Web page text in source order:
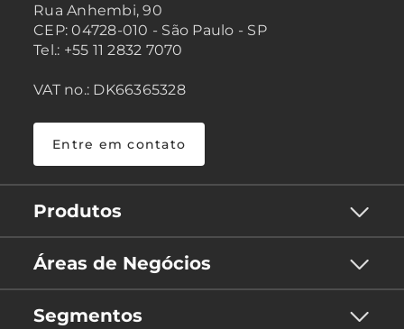
Rua Anhembi, 90
CEP: 04728-010 - São Paulo - SP
Tel.: +55 11 2832 7070
VAT no.: DK66365328
Entre em contato
Produtos
Áreas de Negócios
Segmentos